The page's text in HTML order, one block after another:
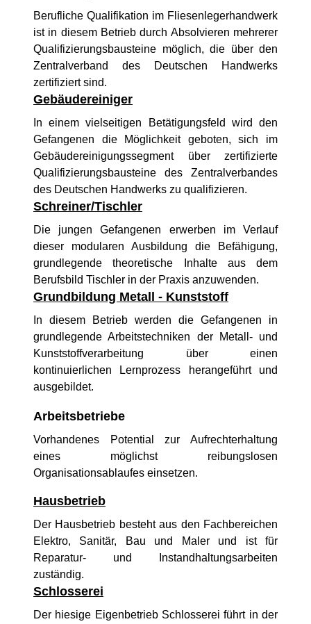
Berufliche Qualifikation im Fliesenlegerhandwerk
ist in diesem Betrieb durch Absolvieren mehrerer
Qualifizierungsbausteine möglich, die über den
Zentralverband des Deutschen Handwerks
zertifiziert sind.
Gebäudereiniger
In einem vielseitigen Betätigungsfeld wird den
Gefangenen die Möglichkeit geboten, sich im
Gebäudereinigungssegment über zertifizierte
Qualifizierungsbausteine des Zentralverbandes
des Deutschen Handwerks zu qualifizieren.
Schreiner/Tischler
Die jungen Gefangenen erwerben im Verlauf
dieser modularen Ausbildung die Befähigung,
grundlegende theoretische Inhalte aus dem
Berufsbild Tischler in der Praxis anzuwenden.
Grundbildung Metall - Kunststoff
In diesem Betrieb werden die Gefangenen in
grundlegende Arbeitstechniken der Metall- und
Kunststoffverarbeitung über einen
kontinuierlichen Lernprozess herangeführt und
ausgebildet.
Arbeitsbetriebe
Vorhandenes Potential zur Aufrechterhaltung
eines möglichst reibungslosen
Organisationsablaufes einsetzen.
Hausbetrieb
Der Hausbetrieb besteht aus den Fachbereichen
Elektro, Sanitär, Bau und Maler und ist für
Reparatur- und Instandhaltungsarbeiten
zuständig.
Schlosserei
Der hiesige Eigenbetrieb Schlosserei führt in der